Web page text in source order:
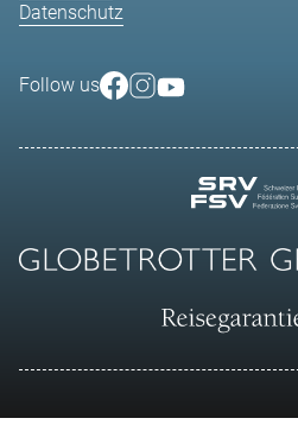
Datenschutz
Follow us